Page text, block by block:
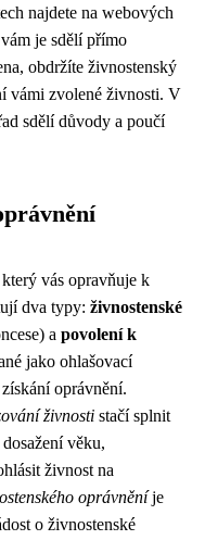
najdete na webových
je sdělí přímo
obdržíte živnostenský
vámi zvolené živnosti. V
sdělí důvody a poučí
vás opravňuje k
dva typy: živnostenské
a povolení k
jako ohlašovací
oprávnění.
živnosti stačí splnit
věku,
živnost na
oprávněníje
o živnostenské